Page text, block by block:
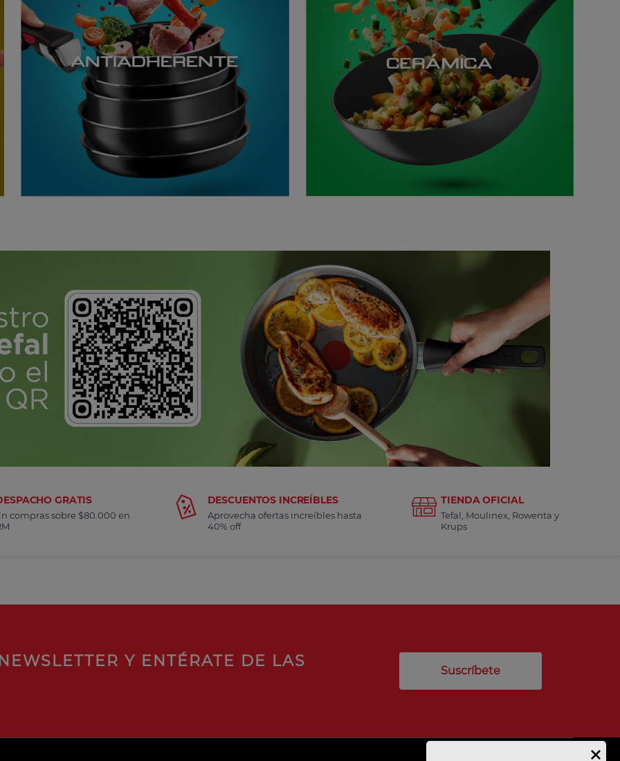
GRATIS
compras sobre $80.000 en
DESCUENTOS INCREÍBLES
Aprovecha ofertas increíbles hasta
40% off
TIENDA OFICIAL
Tefal, Moulinex, Rowenta y
Krups
Y ENTÉRATE DE LAS
Suscríbete